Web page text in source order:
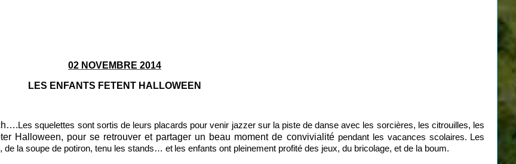
02 NOVEMBRE 2014
LES ENFANTS FETENT HALLOWEEN
Les squelettes sont sortis de leurs placards pour venir jazzer sur la piste de danse avec les sorcières, les citrouilles, les
Halloween, pour se retrouver et partager un beau moment de convivialité pendant les vacances scolaires. Les
de la soupe de potiron, tenu les stands… et les enfants ont pleinement profité des jeux, du bricolage, et de la boum.